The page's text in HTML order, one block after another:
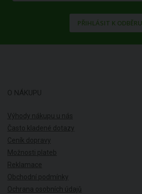
PŘIHLÁSIT K ODBĚRU
O NÁKUPU
Výhody nákupu u nás
Často kladené dotazy
Ceník dopravy
Možnosti plateb
Reklamace
Obchodní podmínky
Ochrana osobních údajů